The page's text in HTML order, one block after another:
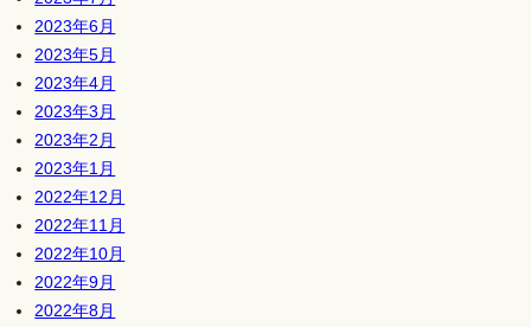
2023年6月
2023年5月
2023年4月
2023年3月
2023年2月
2023年1月
2022年12月
2022年11月
2022年10月
2022年9月
2022年8月